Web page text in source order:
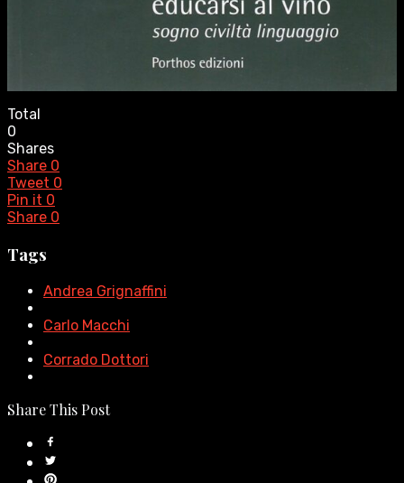
Total
0
Shares
Share 0
Tweet 0
Pin it 0
Share 0
Tags
Andrea Grignaffini
Carlo Macchi
Corrado Dottori
Share This Post